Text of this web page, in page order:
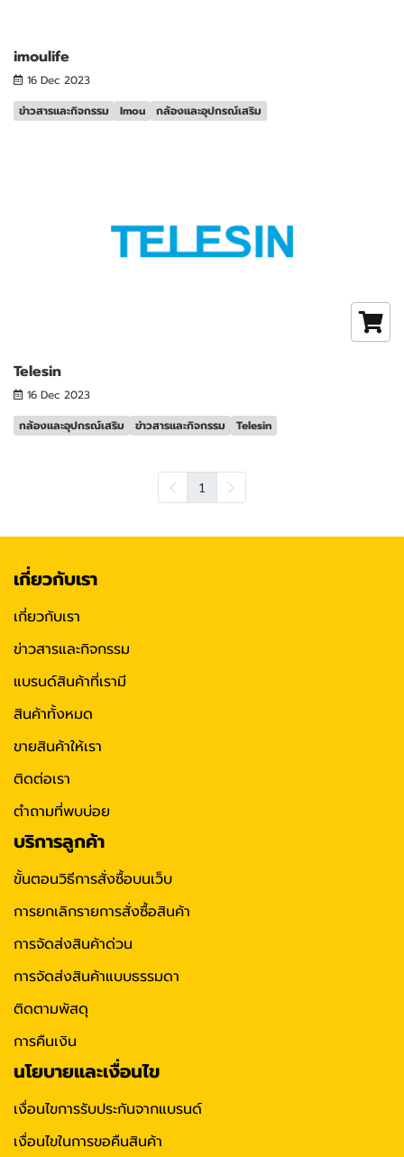
imoulife
16 Dec 2023
ข่าวสารและกิจกรรม
Imou กล้องและอุปกรณ์เสริม
Telesin
16 Dec 2023
กล้องและอุปกรณ์เสริม
ข่าวสารและกิจกรรม Telesin
1
เกี่ยวกับเรา
เกี่ยวกับเรา
ข่าวสารและกิจกรรม
แบรนด์สินค้าที่เรามี
สินค้าทั้งหมด
ขายสินค้าให้เรา
ติดต่อเรา
ตำถามที่พบบ่อย
บริการลูกค้า
ขั้นตอนวิธีการสั่งซื้อบนเว็บ
การยกเลิกรายการสั่งซื้อสินค้า
การจัดส่งสินค้าด่วน
การจัดส่งสินค้าแบบธรรมดา
ติดตามพัสดุ
การคืนเงิน
นโยบายและเงื่อนไข
เงื่อนไขการรับประกันจากแบรนด์
เงื่อนไขในการขอคืนสินค้า